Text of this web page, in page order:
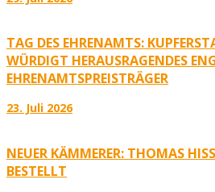
TAG DES EHRENAMTS:
WÜRDIGT HERAUSRAGENDES
EHRENAMTSPREISTRÄGER
23. Juli 2026
NEUER KÄMMERER: THOMAS
BESTELLT